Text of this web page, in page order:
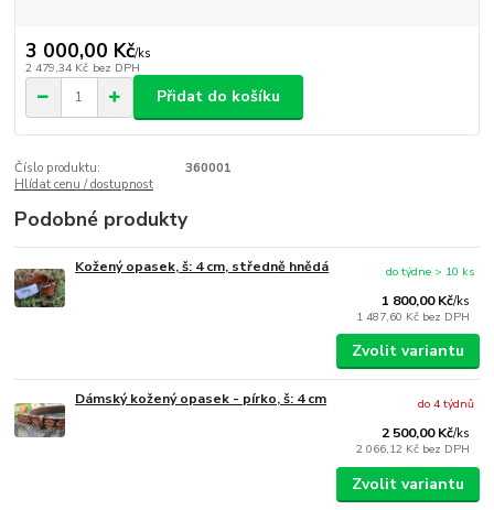
3 000,00 Kč/ks
2 479,34 Kč bez DPH
Přidat do košíku
Číslo produktu:
360001
Hlídat cenu / dostupnost
Podobné produkty
Kožený opasek, š: 4 cm, středně hnědá
1 800,00 Kč/ks
1 487,60 Kč bez DPH
do týdne > 10 ks
Zvolit variantu
Dámský kožený opasek - pírko, š: 4 cm
2 500,00 Kč/ks
2 066,12 Kč bez DPH
do 4 týdnů
Zvolit variantu